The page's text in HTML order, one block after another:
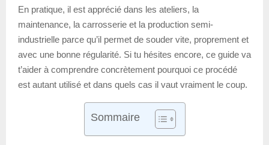
En pratique, il est apprécié dans les ateliers, la
maintenance, la carrosserie et la production semi-
industrielle parce qu’il permet de souder vite, proprement et
avec une bonne régularité. Si tu hésites encore, ce guide va
t’aider à comprendre concrètement pourquoi ce procédé
est autant utilisé et dans quels cas il vaut vraiment le coup.
Sommaire